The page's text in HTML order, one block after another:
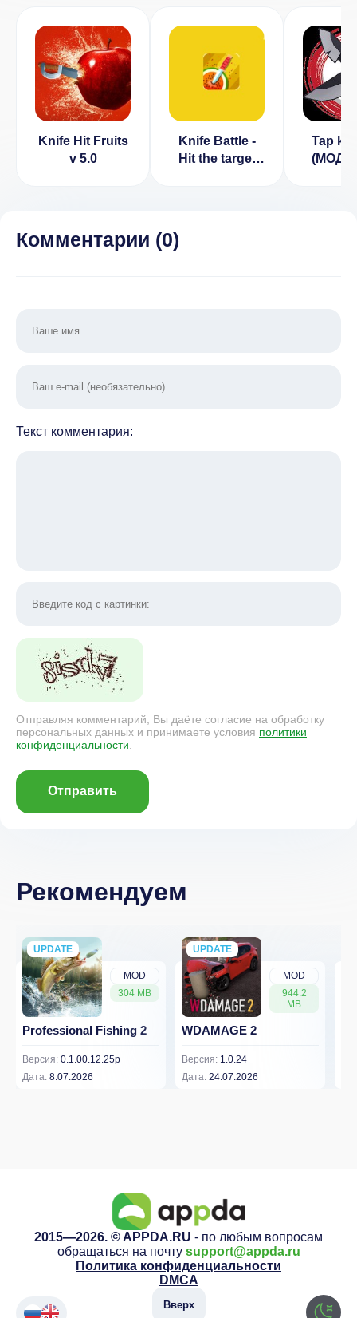
Knife Hit Fruits
v 5.0
Knife Battle -
Hit the target
Tap
(МОД,
Комментарии (0)
Текст комментария:
Отправляя комментарий, Вы даёте согласие на обработку
персональных данных и принимаете условия политики
конфиденциальности.
Отправить
Рекомендуем
MOD
304 MB
UPDATE
NEW
Professional Fishing 2
Версия: 0.1.00.12.25p
Дата: 8.07.2026
MOD
944.2
MB
UPDATE
NEW
WDAMAGE 2
Версия: 1.0.24
Дата: 24.07.2026
2015—2026. © APPDA.RU - по любым вопросам
обращаться на почту support@appda.ru
Политика конфиденциальности
DMCA
Вверх